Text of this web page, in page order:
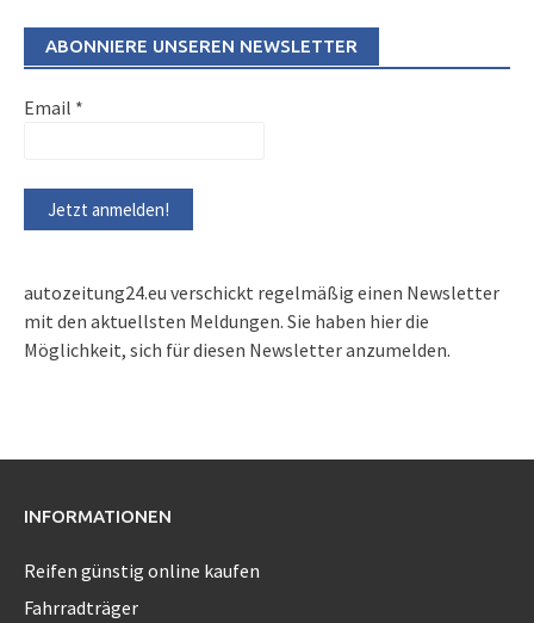
ABONNIERE UNSEREN NEWSLETTER
Email *
autozeitung24.eu verschickt regelmäßig einen Newsletter
mit den aktuellsten Meldungen. Sie haben hier die
Möglichkeit, sich für diesen Newsletter anzumelden.
INFORMATIONEN
Reifen günstig online kaufen
Fahrradträger